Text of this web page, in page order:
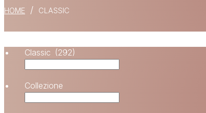
HOME / CLASSIC
Classic (292)
Collezione